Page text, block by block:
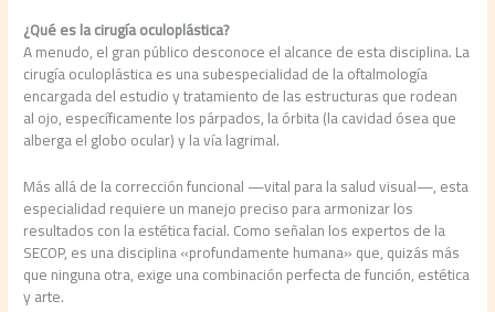
¿Qué es la cirugía oculoplástica?
A menudo, el gran público desconoce el alcance de esta disciplina. La
cirugía oculoplástica es una subespecialidad de la oftalmología
encargada del estudio y tratamiento de las estructuras que rodean
al ojo, específicamente los párpados, la órbita (la cavidad ósea que
alberga el globo ocular) y la vía lagrimal.
Más allá de la corrección funcional —vital para la salud visual—, esta
especialidad requiere un manejo preciso para armonizar los
resultados con la estética facial. Como señalan los expertos de la
SECOP, es una disciplina «profundamente humana» que, quizás más
que ninguna otra, exige una combinación perfecta de función, estética
y arte.